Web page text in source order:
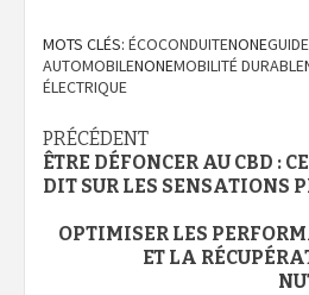
MOTS CLÉS: ÉCOCONDUITENONE
AUTOMOBILENONEMOBILITÉ DURABLE
ÉLECTRIQUE
Navigation
d’article
PRÉCÉDENT
ÊTRE DÉFONCER AU CBD :
DIT SUR LES SENSATIONS
OPTIMISER LES
ET LA